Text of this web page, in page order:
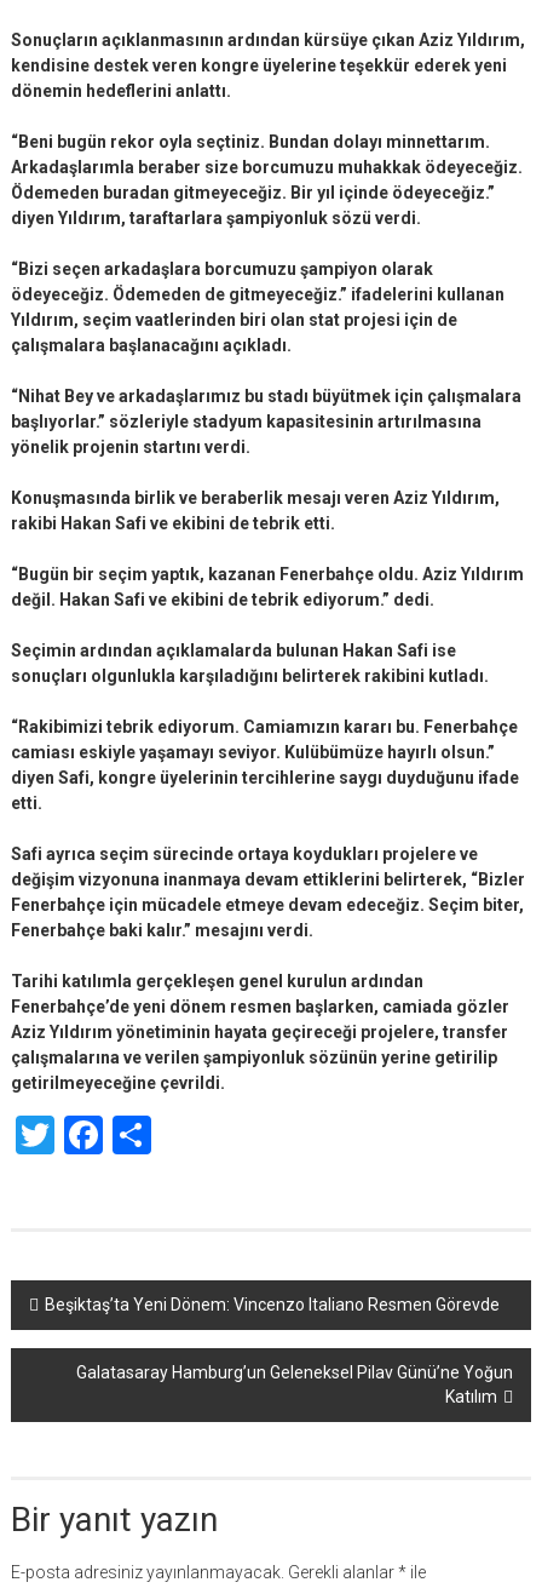
Sonuçların açıklanmasının ardından kürsüye çıkan Aziz Yıldırım,
kendisine destek veren kongre üyelerine teşekkür ederek yeni
dönemin hedeflerini anlattı.
“Beni bugün rekor oyla seçtiniz. Bundan dolayı minnettarım.
Arkadaşlarımla beraber size borcumuzu muhakkak ödeyeceğiz.
Ödemeden buradan gitmeyeceğiz. Bir yıl içinde ödeyeceğiz.”
diyen Yıldırım, taraftarlara şampiyonluk sözü verdi.
“Bizi seçen arkadaşlara borcumuzu şampiyon olarak
ödeyeceğiz. Ödemeden de gitmeyeceğiz.” ifadelerini kullanan
Yıldırım, seçim vaatlerinden biri olan stat projesi için de
çalışmalara başlanacağını açıkladı.
“Nihat Bey ve arkadaşlarımız bu stadı büyütmek için çalışmalara
başlıyorlar.” sözleriyle stadyum kapasitesinin artırılmasına
yönelik projenin startını verdi.
Konuşmasında birlik ve beraberlik mesajı veren Aziz Yıldırım,
rakibi Hakan Safi ve ekibini de tebrik etti.
“Bugün bir seçim yaptık, kazanan Fenerbahçe oldu. Aziz Yıldırım
değil. Hakan Safi ve ekibini de tebrik ediyorum.” dedi.
Seçimin ardından açıklamalarda bulunan Hakan Safi ise
sonuçları olgunlukla karşıladığını belirterek rakibini kutladı.
“Rakibimizi tebrik ediyorum. Camiamızın kararı bu. Fenerbahçe
camiası eskiyle yaşamayı seviyor. Kulübümüze hayırlı olsun.”
diyen Safi, kongre üyelerinin tercihlerine saygı duyduğunu ifade
etti.
Safi ayrıca seçim sürecinde ortaya koydukları projelere ve
değişim vizyonuna inanmaya devam ettiklerini belirterek, “Bizler
Fenerbahçe için mücadele etmeye devam edeceğiz. Seçim biter,
Fenerbahçe baki kalır.” mesajını verdi.
Tarihi katılımla gerçekleşen genel kurulun ardından
Fenerbahçe’de yeni dönem resmen başlarken, camiada gözler
Aziz Yıldırım yönetiminin hayata geçireceği projelere, transfer
çalışmalarına ve verilen şampiyonluk sözünün yerine getirilip
getirilmeyeceğine çevrildi.
TwitterFacebook
Share
Yazı
dolaşımı
Beşiktaş’ta Yeni Dönem: Vincenzo Italiano Resmen Görevde
Galatasaray Hamburg’un Geleneksel Pilav Günü’ne Yoğun
Katılım
Bir yanıt yazın
E-posta adresiniz yayınlanmayacak. Gerekli alanlar*ile